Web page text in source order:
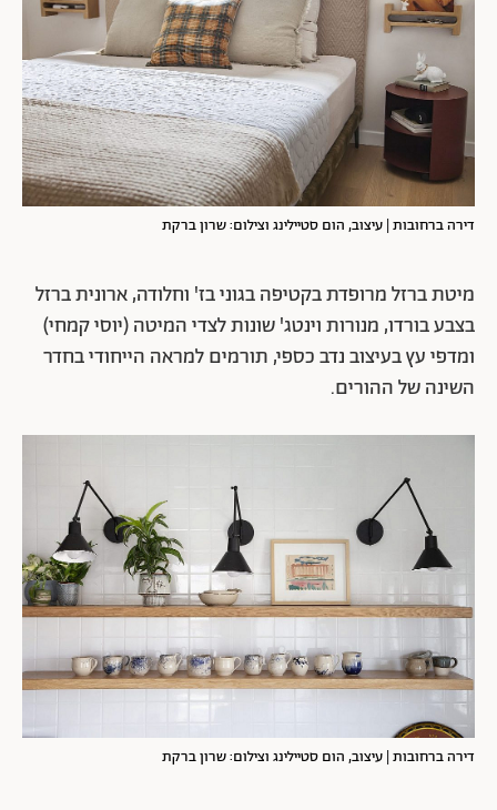
דירה ברחובות | עיצוב, הום סטיילינג וצילום: שרון ברקת
מיטת ברזל מרופדת בקטיפה בגוני בז' וחלודה, ארונית ברזל
בצבע בורדו, מנורות וינטג' שונות לצדי המיטה (יוסי קמחי)
ומדפי עץ בעיצוב נדב כספי, תורמים למראה הייחודי בחדר
השינה של ההורים.
דירה ברחובות | עיצוב, הום סטיילינג וצילום: שרון ברקת